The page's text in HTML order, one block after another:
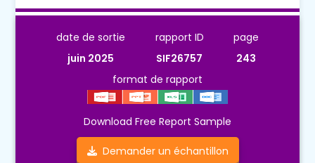
date de sortie
juin 2025
rapport ID
SIF26757
page
243
format de rapport
Download Free Report Sample
Demander un échantillon